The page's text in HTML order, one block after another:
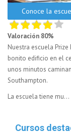
Conoce la
Valoración 80%
Nuestra escuela
bonito edificio en el
unos minutos
Southampton.
La escuela tiene mu...
Cursos